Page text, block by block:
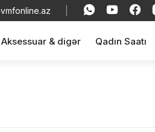
Aksessuar & digər Qadın Saatı